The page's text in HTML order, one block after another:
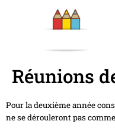
Réunions
Pour la deuxième année
ne se dérouleront pas